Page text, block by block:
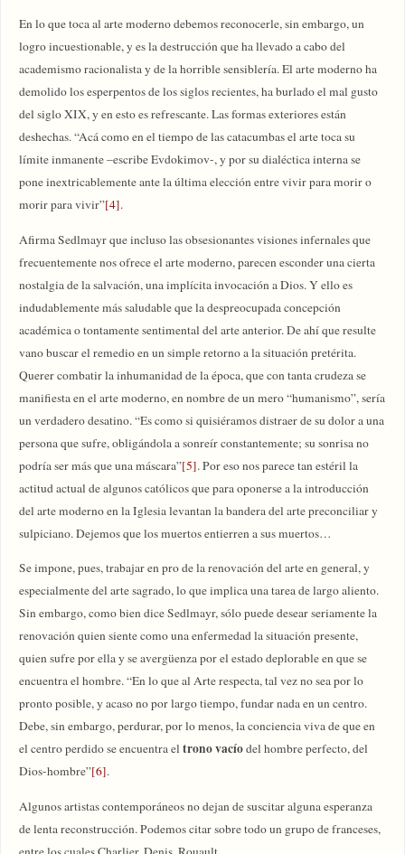
En lo que toca al arte moderno debemos reconocerle, sin embargo, un
logro incuestionable, y es la destrucción que ha llevado a cabo del
academismo racionalista y de la horrible sensiblería. El arte moderno ha
demolido los esperpentos de los siglos recientes, ha burlado el mal gusto
del siglo XIX, y en esto es refrescante. Las formas exteriores están
deshechas. “Acá como en el tiempo de las catacumbas el arte toca su
límite inmanente –escribe Evdokimov-, y por su dialéctica interna se
pone inextricablemente ante la última elección entre vivir para morir o
morir para vivir”[4].
Afirma Sedlmayr que incluso las obsesionantes visiones infernales que
frecuentemente nos ofrece el arte moderno, parecen esconder una cierta
nostalgia de la salvación, una implícita invocación a Dios. Y ello es
indudablemente más saludable que la despreocupada concepción
académica o tontamente sentimental del arte anterior. De ahí que resulte
vano buscar el remedio en un simple retorno a la situación pretérita.
Querer combatir la inhumanidad de la época, que con tanta crudeza se
manifiesta en el arte moderno, en nombre de un mero “humanismo”, sería
un verdadero desatino. “Es como si quisiéramos distraer de su dolor a una
persona que sufre, obligándola a sonreír constantemente; su sonrisa no
podría ser más que una máscara”[5]. Por eso nos parece tan estéril la
actitud actual de algunos católicos que para oponerse a la introducción
del arte moderno en la Iglesia levantan la bandera del arte preconciliar y
sulpiciano. Dejemos que los muertos entierren a sus muertos…
Se impone, pues, trabajar en pro de la renovación del arte en general, y
especialmente del arte sagrado, lo que implica una tarea de largo aliento.
Sin embargo, como bien dice Sedlmayr, sólo puede desear seriamente la
renovación quien siente como una enfermedad la situación presente,
quien sufre por ella y se avergüenza por el estado deplorable en que se
encuentra el hombre. “En lo que al Arte respecta, tal vez no sea por lo
pronto posible, y acaso no por largo tiempo, fundar nada en un centro.
Debe, sin embargo, perdurar, por lo menos, la conciencia viva de que en
el centro perdido se encuentra eltrono vacíodel hombre perfecto, del
Dios-hombre”[6].
Algunos artistas contemporáneos no dejan de suscitar alguna esperanza
de lenta reconstrucción. Podemos citar sobre todo un grupo de franceses,